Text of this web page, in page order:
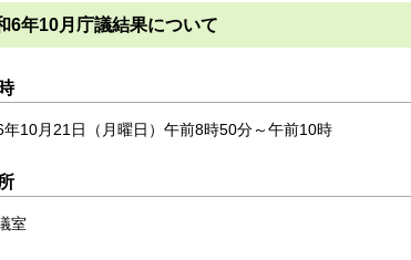
6年10月庁議結果について
年10月21日（月曜日）午前8時50分～午前10時
室